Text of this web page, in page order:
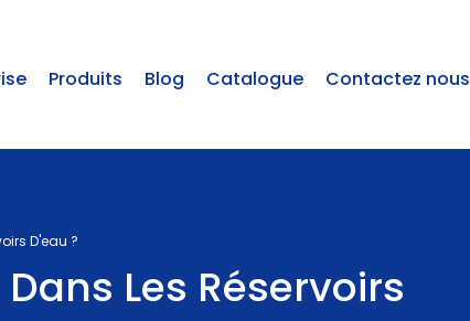
Produits Blog Catalogue Contactez nous
D'eau ?
Les Réservoirs